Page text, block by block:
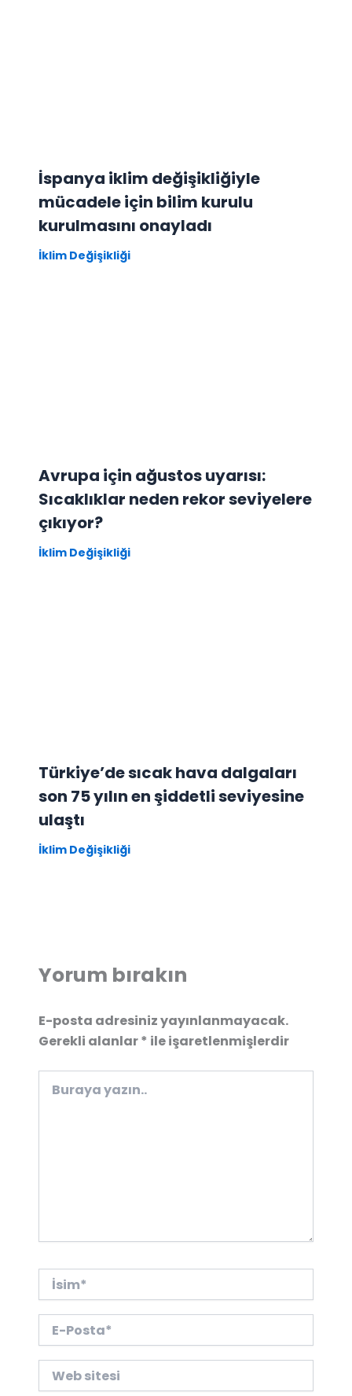
İspanya iklim değişikliğiyle
mücadele için bilim kurulu
kurulmasını onayladı
İklim Değişikliği
Avrupa için ağustos uyarısı:
Sıcaklıklar neden rekor seviyelere
çıkıyor?
İklim Değişikliği
Türkiye’de sıcak hava dalgaları
son 75 yılın en şiddetli seviyesine
ulaştı
İklim Değişikliği
Yorum bırakın
E-posta adresiniz yayınlanmayacak.
Gerekli alanlar* ile işaretlenmişlerdir
yazın..
İsim*
Posta*
sitesi